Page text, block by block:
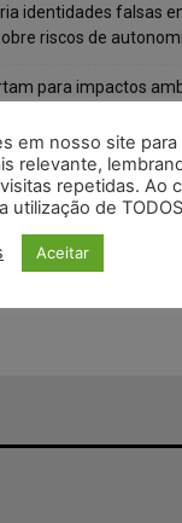
identidades falsas
riscos de
para impactos
das urnas
digital e
sobre
no Brasil
em nosso site
relevante,
repetidas. Ao
utilização de
Aceitar